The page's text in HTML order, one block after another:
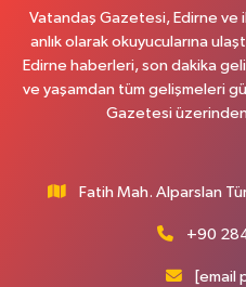
Vatandaş Gazetesi, Edirne ve
anlık olarak okuyucularına
Edirne haberleri, son dakika
ve yaşamdan tüm gelişmeleri
Gazetesi
Fatih Mah. Alparslan
+90
[email